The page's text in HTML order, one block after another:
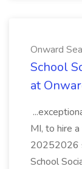
Onward
School
at
MI, to hire
20252026
School